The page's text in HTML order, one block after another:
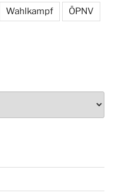
Wahlkampf ÖPNV